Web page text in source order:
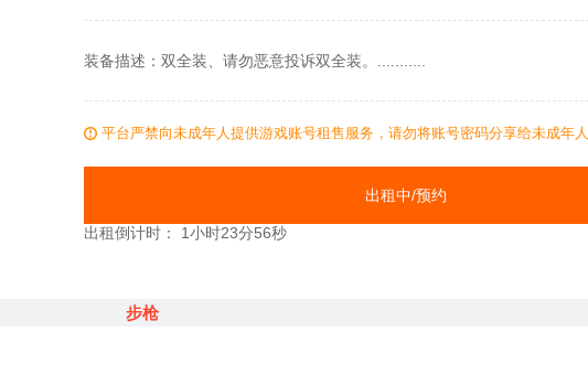
装备描述：双全装、请勿恶意投诉双全装。...........
平台严禁向未成年人提供游戏账号租售服务，请勿将账号密码分享给未成年人
出租中/预约
出租倒计时： 1小时23分55秒
步枪